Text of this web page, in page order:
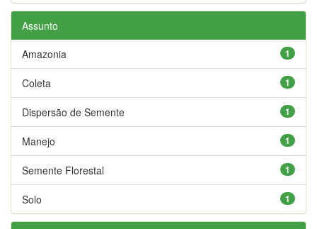
Assunto
1
Amazonia
1
Coleta
1
Dispersão de Semente
1
Manejo
1
Semente Florestal
1
Solo